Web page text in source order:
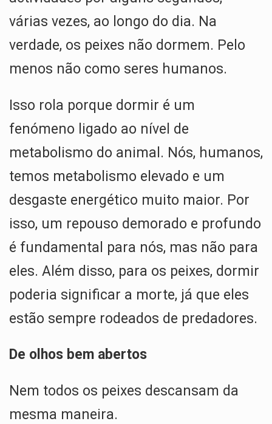
p
k
várias vezes, ao longo do dia. Na
verdade, os peixes não dormem. Pelo
menos não como seres humanos.
Isso rola porque dormir é um
fenómeno ligado ao nível de
metabolismo do animal. Nós, humanos,
temos metabolismo elevado e um
desgaste energético muito maior. Por
isso, um repouso demorado e profundo
é fundamental para nós, mas não para
eles. Além disso, para os peixes, dormir
poderia significar a morte, já que eles
estão sempre rodeados de predadores.
De olhos bem abertos
Nem todos os peixes descansam da
mesma maneira.